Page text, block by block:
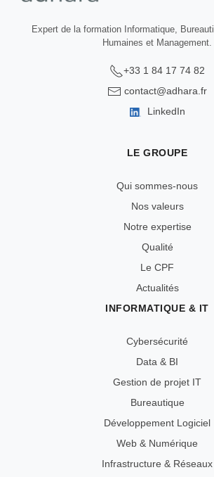
Expert de la formation Informatique,
Humaines et Management.
+33 1 84 17 74 82
contact@adhara.fr
LinkedIn
LE GROUPE
Qui sommes-nous
Nos valeurs
Notre expertise
Qualité
Le CPF
Actualités
INFORMATIQUE & IT
Cybersécurité
Data & BI
Gestion de projet IT
Bureautique
Développement Logiciel
Web & Numérique
Infrastructure & Réseaux